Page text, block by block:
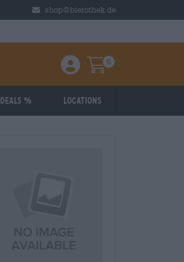
shop@bierothek.de
Einloggen / Anmelden
Warenkorb
0
Deals % Locations